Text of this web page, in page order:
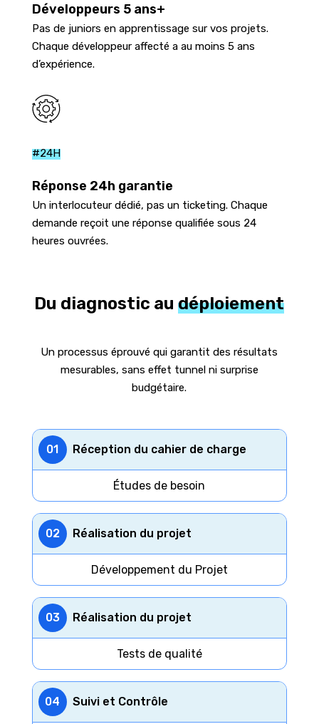
Développeurs 5 ans+
Pas de juniors en apprentissage sur vos projets.
Chaque développeur affecté a au moins 5 ans
d’expérience.
#24H
Réponse 24h garantie
Un interlocuteur dédié, pas un ticketing. Chaque
demande reçoit une réponse qualifiée sous 24
heures ouvrées.
Du diagnostic audéploiement
Un processus éprouvé qui garantit des résultats
mesurables, sans effet tunnel ni surprise
budgétaire.
01 Réception du cahier de charge
Études de besoin
02 Réalisation du projet
Développement du Projet
03 Réalisation du projet
Tests de qualité
04 Suivi et Contrôle